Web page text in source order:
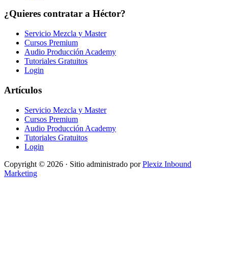
¿Quieres contratar a Héctor?
Servicio Mezcla y Master
Cursos Premium
Audio Producción Academy
Tutoriales Gratuitos
Login
Artículos
Servicio Mezcla y Master
Cursos Premium
Audio Producción Academy
Tutoriales Gratuitos
Login
Copyright © 2026 · Sitio administrado porPlexiz Inbound
Marketing